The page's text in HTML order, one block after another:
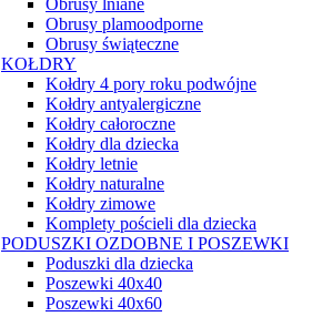
Obrusy lniane
Obrusy plamoodporne
Obrusy świąteczne
KOŁDRY
Kołdry 4 pory roku podwójne
Kołdry antyalergiczne
Kołdry całoroczne
Kołdry dla dziecka
Kołdry letnie
Kołdry naturalne
Kołdry zimowe
Komplety pościeli dla dziecka
PODUSZKI OZDOBNE I POSZEWKI
Poduszki dla dziecka
Poszewki 40x40
Poszewki 40x60